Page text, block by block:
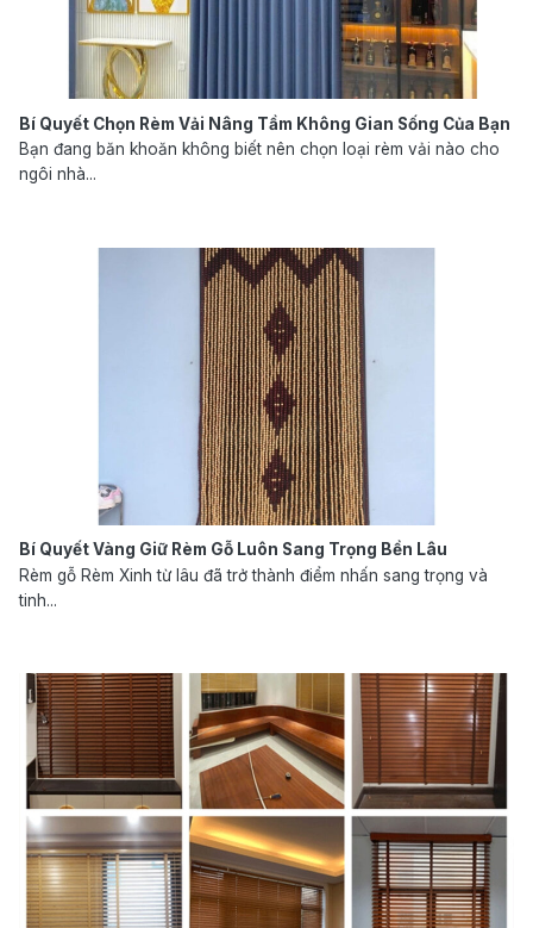
Bí Quyết Chọn Rèm Vải Nâng Tầm Không Gian Sống Của Bạn
Bạn đang băn khoăn không biết nên chọn loại rèm vải nào cho
ngôi nhà...
Bí Quyết Vàng Giữ Rèm Gỗ Luôn Sang Trọng Bền Lâu
Rèm gỗ Rèm Xinh từ lâu đã trở thành điểm nhấn sang trọng và
tinh...